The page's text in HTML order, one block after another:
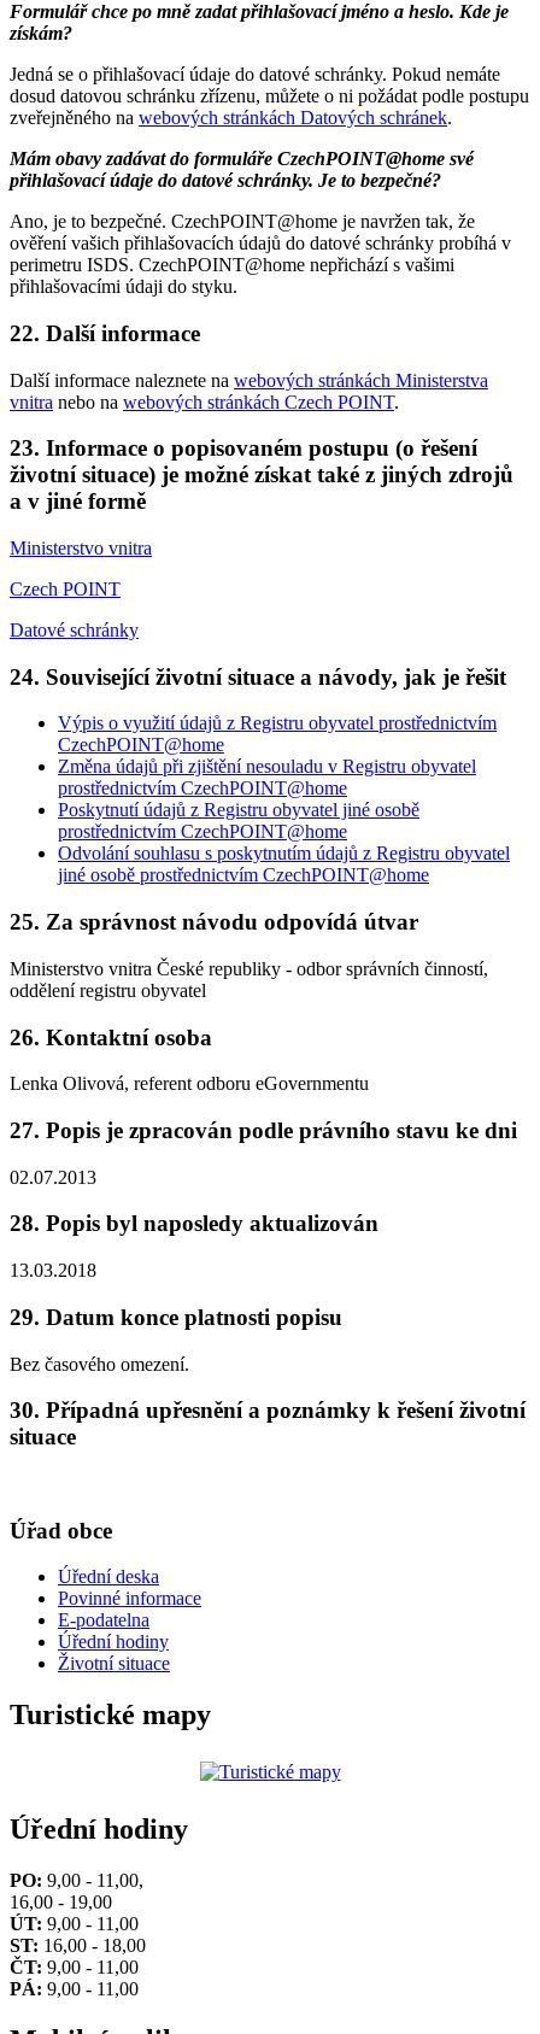
Formulář chce po mně zadat přihlašovací jméno a heslo. Kde je
získám?
Jedná se o přihlašovací údaje do datové schránky. Pokud nemáte
dosud datovou schránku zřízenu, můžete o ni požádat podle postupu
zveřejněného na webových stránkách Datových schránek.
Mám obavy zadávat do formuláře CzechPOINT@home své
přihlašovací údaje do datové schránky. Je to bezpečné?
Ano, je to bezpečné. CzechPOINT@home je navržen tak, že
ověření vašich přihlašovacích údajů do datové schránky probíhá v
perimetru ISDS. CzechPOINT@home nepřichází s vašimi
přihlašovacími údaji do styku.
22. Další informace
Další informace naleznete na webových stránkách Ministerstva
vnitra nebo na webových stránkách Czech POINT.
23. Informace o popisovaném postupu (o řešení
životní situace) je možné získat také z jiných zdrojů
a v jiné formě
Ministerstvo vnitra
Czech POINT
Datové schránky
24. Související životní situace a návody, jak je řešit
Výpis o využití údajů z Registru obyvatel prostřednictvím
CzechPOINT@home
Změna údajů při zjištění nesouladu v Registru obyvatel
prostřednictvím CzechPOINT@home
Poskytnutí údajů z Registru obyvatel jiné osobě
prostřednictvím CzechPOINT@home
Odvolání souhlasu s poskytnutím údajů z Registru obyvatel
jiné osobě prostřednictvím CzechPOINT@home
25. Za správnost návodu odpovídá útvar
Ministerstvo vnitra České republiky - odbor správních činností,
oddělení registru obyvatel
26. Kontaktní osoba
Lenka Olivová, referent odboru eGovernmentu
27. Popis je zpracován podle právního stavu ke dni
02.07.2013
28. Popis byl naposledy aktualizován
13.03.2018
29. Datum konce platnosti popisu
Bez časového omezení.
30. Případná upřesnění a poznámky k řešení životní
situace
Úřad obce
Úřední deska
Povinné informace
E-podatelna
Úřední hodiny
Životní situace
Turistické mapy
Úřední hodiny
PO: 9,00 - 11,00,
16,00 - 19,00
ÚT: 9,00 - 11,00
ST: 16,00 - 18,00
ČT: 9,00 - 11,00
PÁ: 9,00 - 11,00